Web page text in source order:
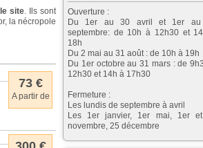
site. Ils sont
la nécropole
73 €
A partir de
Ouverture :
Du 1er au 30 avril et 1er
septembre: de 10h à 12h30 et
18h
Du 2 mai au 31 août : de 10h à 19h
Du 1er octobre au 31 mars : de
12h30 et 14h à 17h30
Fermeture :
Les lundis de septembre à avril
Les 1er janvier, 1er mai, 1er
novembre, 25 décembre